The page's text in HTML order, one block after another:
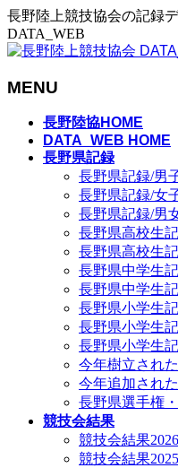
長野陸上競技協会の記録
DATA_WEB
MENU
長野陸協HOME
DATA_WEB HOME
長野県記録
長野県記録/男
長野県記録/女
長野県記録/男
長野県高校生
長野県高校生
長野県中学生
長野県中学生
長野県小学生
長野県小学生
長野県小学生
今年樹立され
今年追加され
長野県選手権
競技会結果
競技会結果2026
競技会結果2025